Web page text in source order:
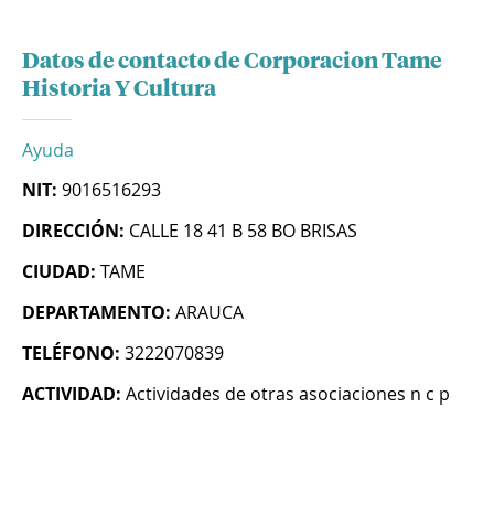
Datos de contacto de Corporacion Tame
Historia Y Cultura
Ayuda
NIT: 9016516293
DIRECCIÓN: CALLE 18 41 B 58 BO BRISAS
CIUDAD: TAME
DEPARTAMENTO: ARAUCA
TELÉFONO: 3222070839
ACTIVIDAD: Actividades de otras asociaciones n c p